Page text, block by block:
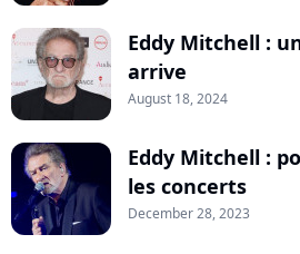
Eddy Mitchell :
arrive
August 18, 2024
Eddy Mitchell :
les concerts
December 28, 2023